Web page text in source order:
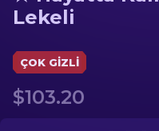
Eldiven
Lekeli
ÇOK GIZLI
$103.20